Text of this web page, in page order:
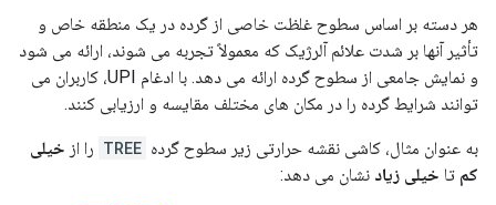
هر دسته بر اساس سطوح غلظت خاصی از گرده در یک منطقه خاص و
تأثیر آنها بر شدت علائم آلرژیک که معمولاً تجربه می شوند، ارائه می شود
و نمایش جامعی از سطوح گرده ارائه می دهد. با ادغام UPI، کاربران می
توانند شرایط گرده را در مکان های مختلف مقایسه و ارزیابی کنند.
به عنوان مثال، کاشی نقشه حرارتی زیر سطوح گرده TREE را از خیلی
کم تا خیلی زیاد نشان می دهد: